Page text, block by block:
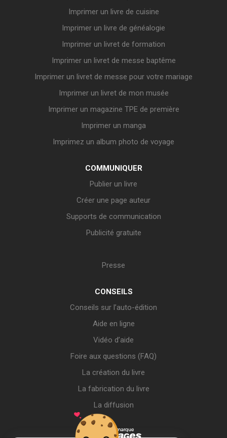
Imprimer un livre de cuisine
Imprimer un livre de généalogie
Imprimer un livret de formation
Imprimer un livret de messe baptême
Imprimer un livret de messe pour votre mariage
Imprimer un livret de mon musée
Imprimer un magazine TPE de première
Imprimer un manga
Imprimez un album photo de voyage
COMMUNIQUER
Publier un livre
Créer une page auteur
Supports de communication
Publicité gratuite
Presse
CONSEILS
Conseils sur l’auto-édition
Aide en ligne
Vidéo d’aide
Foire aux questions (FAQ)
La création du livre
La fabrication du livre
La diffusion